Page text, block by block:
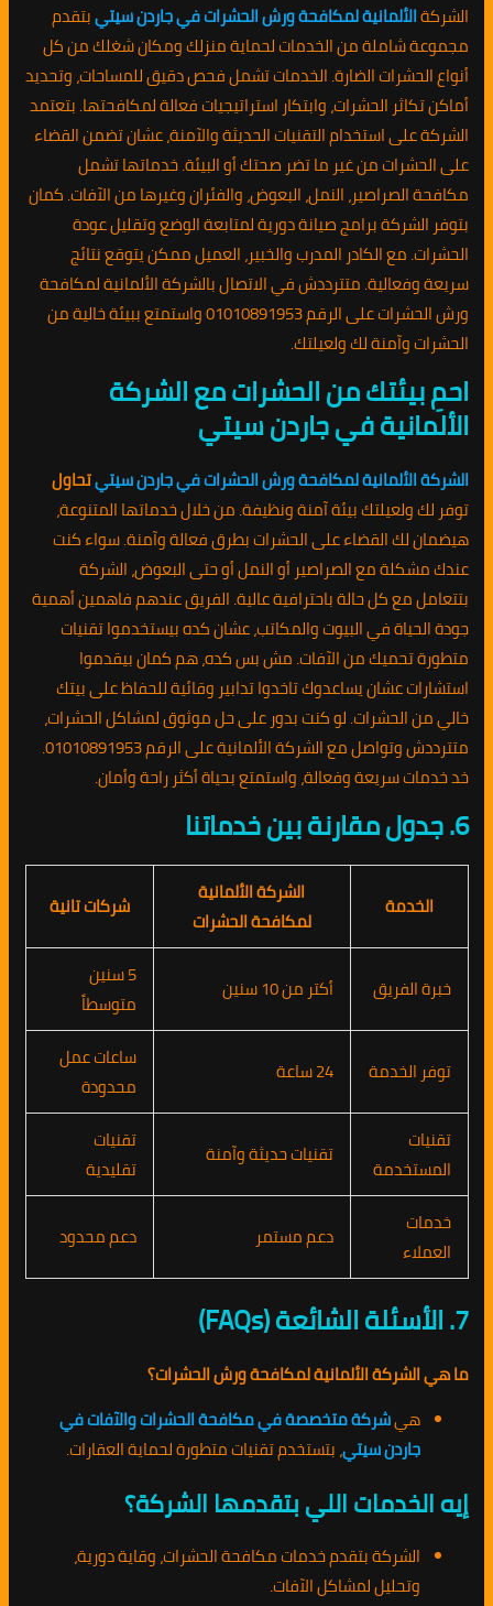
الشركةالألمانية لمكافحة ورش الحشرات في جاردن سيتيبتقدم
مجموعة شاملة من الخدمات لحماية منزلك ومكان شغلك من كل
أنواع الحشرات الضارة. الخدمات تشمل فحص دقيق للمساحات، وتحديد
أماكن تكاثر الحشرات، وابتكار استراتيجيات فعالة لمكافحتها. بتعتمد
الشركة على استخدام التقنيات الحديثة والآمنة، عشان تضمن القضاء
على الحشرات من غير ما تضر صحتك أو البيئة. خدماتها تشمل
مكافحة الصراصير، النمل، البعوض، والفئران وغيرها من الآفات. كمان
بتوفر الشركة برامج صيانة دورية لمتابعة الوضع وتقليل عودة
الحشرات. مع الكادر المدرب والخبير، العميل ممكن يتوقع نتائج
سريعة وفعالية. متترددش في الاتصال بالشركة الألمانية لمكافحة
ورش الحشرات على الرقم 01010891953 واستمتع ببيئة خالية من
الحشرات وآمنة لك ولعيلتك.
احمِ بيئتك من الحشرات مع الشركة
الألمانية في جاردن سيتي
الشركة الألمانية لمكافحة ورش الحشرات في جاردن سيتيتحاول
توفر لك ولعيلتك بيئة آمنة ونظيفة. من خلال خدماتها المتنوعة،
هيضمان لك القضاء على الحشرات بطرق فعالة وآمنة. سواء كنت
عندك مشكلة مع الصراصير أو النمل أو حتى البعوض، الشركة
بتتعامل مع كل حالة باحترافية عالية. الفريق عندهم فاهمين أهمية
جودة الحياة في البيوت والمكاتب، عشان كده بيستخدموا تقنيات
متطورة تحميك من الآفات. مش بس كده، هم كمان بيقدموا
استشارات عشان يساعدوك تاخدوا تدابير وقائية للحفاظ على بيتك
خالي من الحشرات. لو كنت بدور على حل موثوق لمشاكل الحشرات،
متترددش وتواصل مع الشركة الألمانية على الرقم 01010891953.
خد خدمات سريعة وفعالة، واستمتع بحياة أكثر راحة وأمان.
6. جدول مقارنة بين خدماتنا
الخدمة
الشركة الألمانية
لمكافحة الحشرات
شركات تانية
خبرة الفريق أكتر من 10 سنين
5 سنين
متوسطاً
توفر الخدمة 24 ساعة
ساعات عمل
محدودة
تقنيات
المستخدمة
تقنيات حديثة وآمنة
تقنيات
تقليدية
خدمات
العملاء
دعم مستمر دعم محدود
7. الأسئلة الشائعة (FAQs)
ما هي الشركة الألمانية لمكافحة ورش الحشرات؟
هيشركة متخصصة في مكافحة الحشرات والآفات في
جاردن سيتي، بتستخدم تقنيات متطورة لحماية العقارات.
إيه الخدمات اللي بتقدمها الشركة؟
الشركة بتقدم خدمات مكافحة الحشرات، وقاية دورية،
وتحليل لمشاكل الآفات.